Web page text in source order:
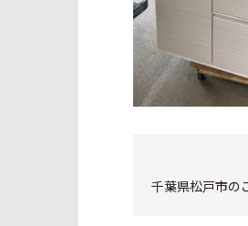
千葉県松戸市の